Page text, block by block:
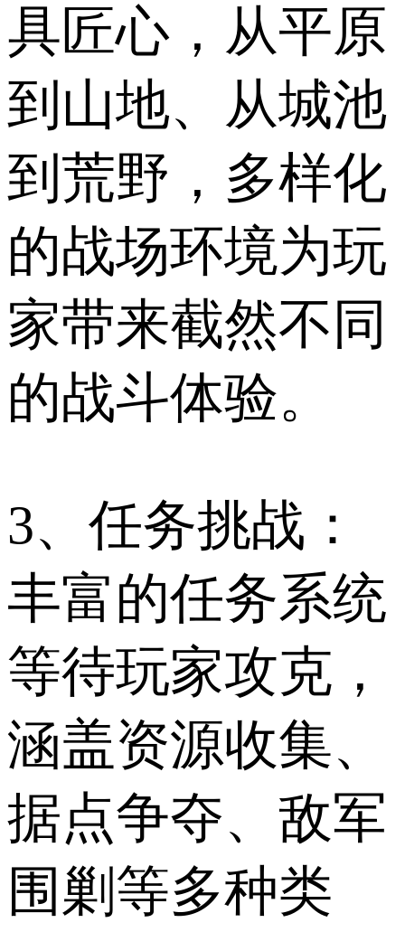
具匠心，从平原
到山地、从城池
到荒野，多样化
的战场环境为玩
家带来截然不同
的战斗体验。
3、任务挑战：
丰富的任务系统
等待玩家攻克，
涵盖资源收集、
据点争夺、敌军
围剿等多种类